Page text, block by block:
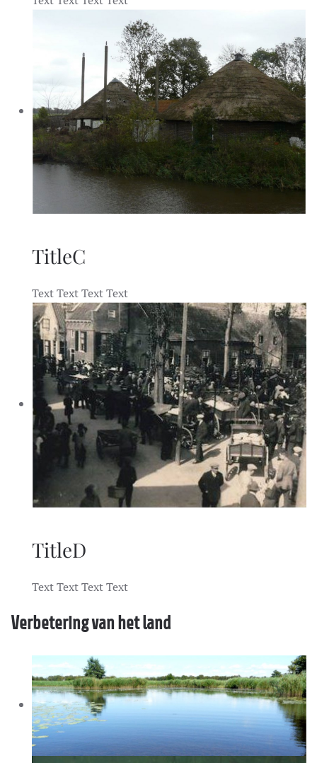
TitleC
Text Text Text Text
TitleD
Text Text Text Text
Verbetering van het land